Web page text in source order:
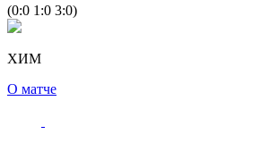
(0:0 1:0 3:0)
ХИМ
О матче